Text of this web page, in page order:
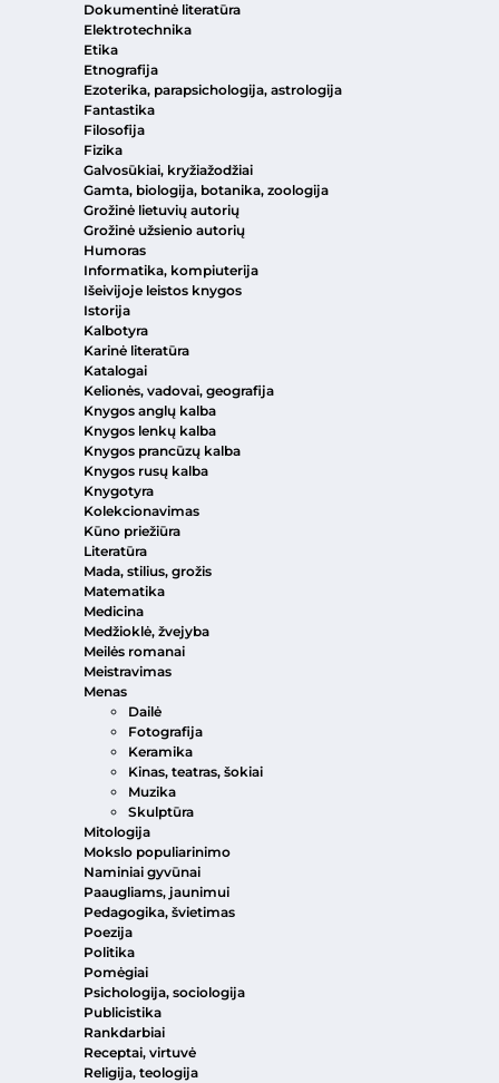
Dokumentinė literatūra
Elektrotechnika
Etika
Etnografija
Ezoterika, parapsichologija, astrologija
Fantastika
Filosofija
Fizika
Galvosūkiai, kryžiažodžiai
Gamta, biologija, botanika, zoologija
Grožinė lietuvių autorių
Grožinė užsienio autorių
Humoras
Informatika, kompiuterija
Išeivijoje leistos knygos
Istorija
Kalbotyra
Karinė literatūra
Katalogai
Kelionės, vadovai, geografija
Knygos anglų kalba
Knygos lenkų kalba
Knygos prancūzų kalba
Knygos rusų kalba
Knygotyra
Kolekcionavimas
Kūno priežiūra
Literatūra
Mada, stilius, grožis
Matematika
Medicina
Medžioklė, žvejyba
Meilės romanai
Meistravimas
Menas
Dailė
Fotografija
Keramika
Kinas, teatras, šokiai
Muzika
Skulptūra
Mitologija
Mokslo populiarinimo
Naminiai gyvūnai
Paaugliams, jaunimui
Pedagogika, švietimas
Poezija
Politika
Pomėgiai
Psichologija, sociologija
Publicistika
Rankdarbiai
Receptai, virtuvė
Religija, teologija